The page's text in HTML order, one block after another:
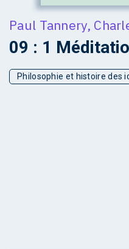
Paul Tannery,
09 : 1
Philosophie et histoire des